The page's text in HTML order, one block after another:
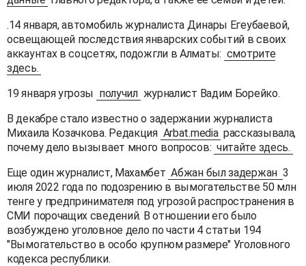
.14 января, автомобиль журналиста Динары Егеубаевой,
освещающей последствия январских событий в своих
аккаунтах в соцсетях, подожгли в Алматы: смотрите
здесь.
19 января угрозы получил журналист Вадим Борейко.
В декабре стало известно о задержании журналиста
Михаила Козачкова. Редакция Arbat.media рассказывала,
почему дело вызывает много вопросов: читайте здесь.
Еще один журналист, Махамбет Абжан был задержан 3
июля 2022 года по подозрению в вымогательстве 50 млн
тенге у предпринимателя под угрозой распространения в
СМИ порочащих сведений. В отношении его было
возбуждено уголовное дело по части 4 статьи 194
"Вымогательство в особо крупном размере" Уголовного
кодекса республики.